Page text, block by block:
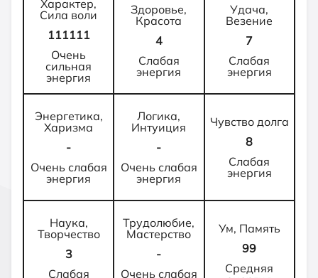
Характер,
Сила воли
111111
Очень
сильная
энергия
Здоровье,
Красота
4
Слабая
энергия
Удача,
Везение
7
Слабая
энергия
Энергетика,
Харизма
-
Очень слабая
энергия
Логика,
Интуиция
-
Очень слабая
энергия
Чувство долга
8
Слабая
энергия
Наука,
Творчество
3
Слабая
Трудолюбие,
Мастерство
-
Очень слабая
Ум, Память
99
Средняя